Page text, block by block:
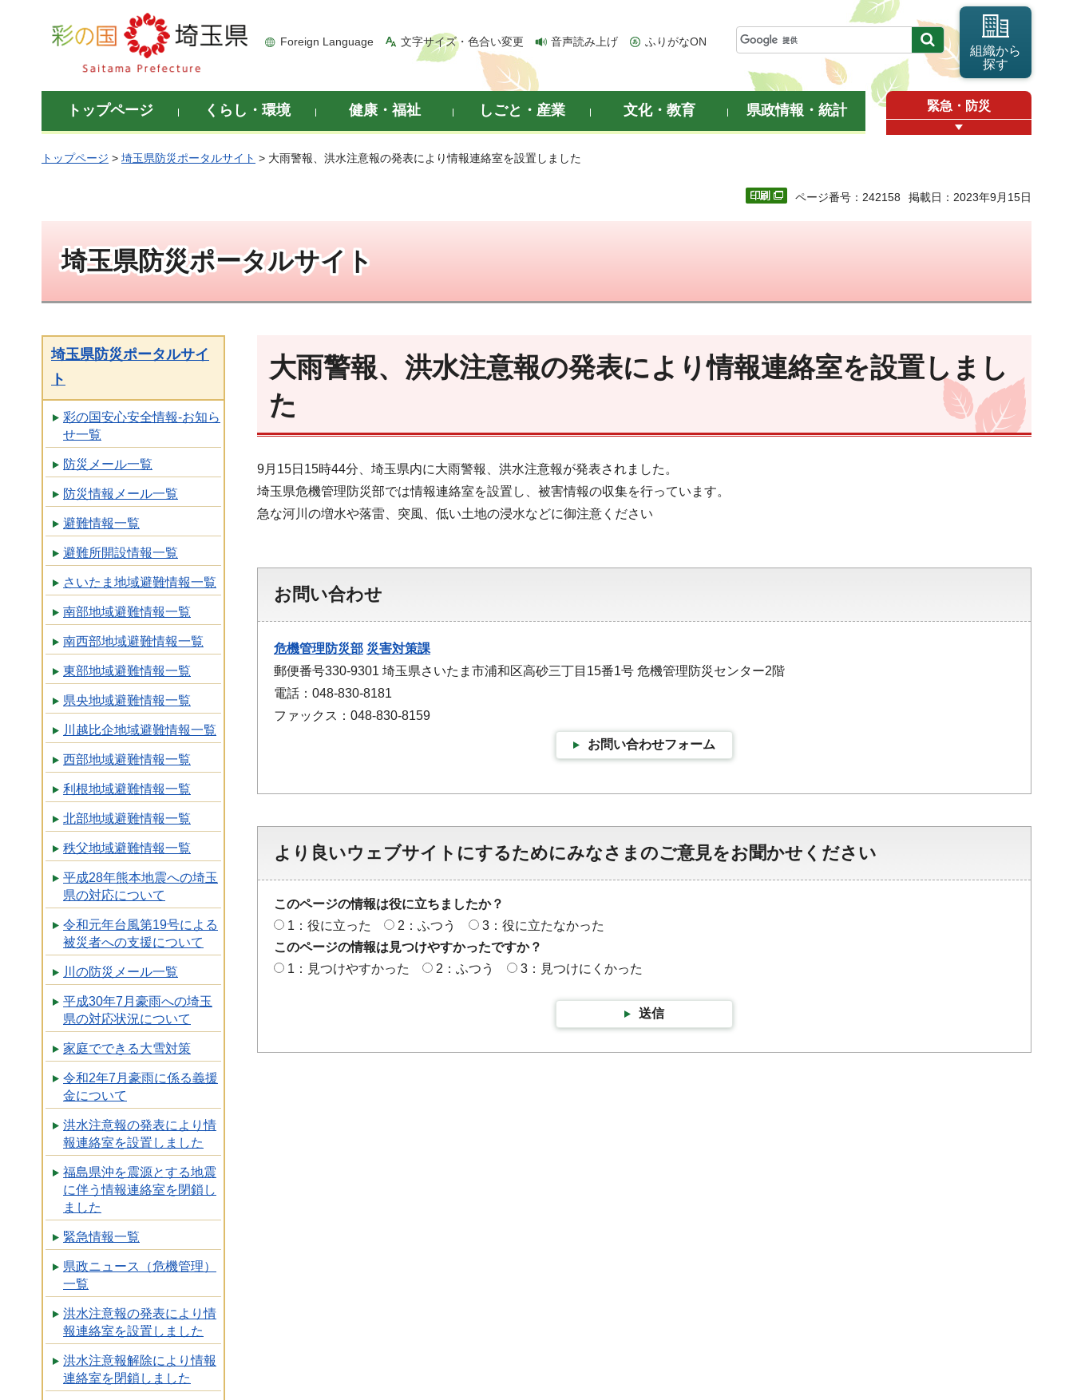
彩の国 埼玉県
Foreign Language 文字サイズ・色合い変更 音声読み上げ ふりがなON
組織から
探す
トップページ くらし・環境 健康・福祉 しごと・産業 文化・教育 県政情報・統計 緊急・防災
トップページ > 埼玉県防災ポータルサイト > 大雨警報、洪水注意報の発表により情報連絡室を設置しました
ページ番号：242158 掲載日：2023年9月15日
埼玉県防災ポータルサイト
埼玉県防災ポータルサイ
ト
彩の国安心安全情報-お知ら
せ一覧
防災メール一覧
防災情報メール一覧
避難情報一覧
避難所開設情報一覧
さいたま地域避難情報一覧
南部地域避難情報一覧
南西部地域避難情報一覧
東部地域避難情報一覧
県央地域避難情報一覧
川越比企地域避難情報一覧
西部地域避難情報一覧
利根地域避難情報一覧
北部地域避難情報一覧
秩父地域避難情報一覧
平成28年熊本地震への埼玉
県の対応について
令和元年台風第19号による
被災者への支援について
川の防災メール一覧
平成30年7月豪雨への埼玉
県の対応状況について
家庭でできる大雪対策
令和2年7月豪雨に係る義援
金について
洪水注意報の発表により情
報連絡室を設置しました
福島県沖を震源とする地震
に伴う情報連絡室を閉鎖し
ました
緊急情報一覧
県政ニュース（危機管理）
一覧
洪水注意報の発表により情
報連絡室を設置しました
洪水注意報解除により情報
連絡室を閉鎖しました
大雨警報、洪水注意報の発表により情報連絡室を設置しまし
た
9月15日15時44分、埼玉県内に大雨警報、洪水注意報が発表されました。
埼玉県危機管理防災部では情報連絡室を設置し、被害情報の収集を行っています。
急な河川の増水や落雷、突風、低い土地の浸水などに御注意ください
お問い合わせ
危機管理防災部 災害対策課
郵便番号330-9301 埼玉県さいたま市浦和区高砂三丁目15番1号 危機管理防災センター2階
電話：048-830-8181
ファックス：048-830-8159
お問い合わせフォーム
より良いウェブサイトにするためにみなさまのご意見をお聞かせください
このページの情報は役に立ちましたか？
1：役に立った
2：ふつう
3：役に立たなかった
このページの情報は見つけやすかったですか？
1：見つけやすかった
2：ふつう 3：見つけにくかった
送信